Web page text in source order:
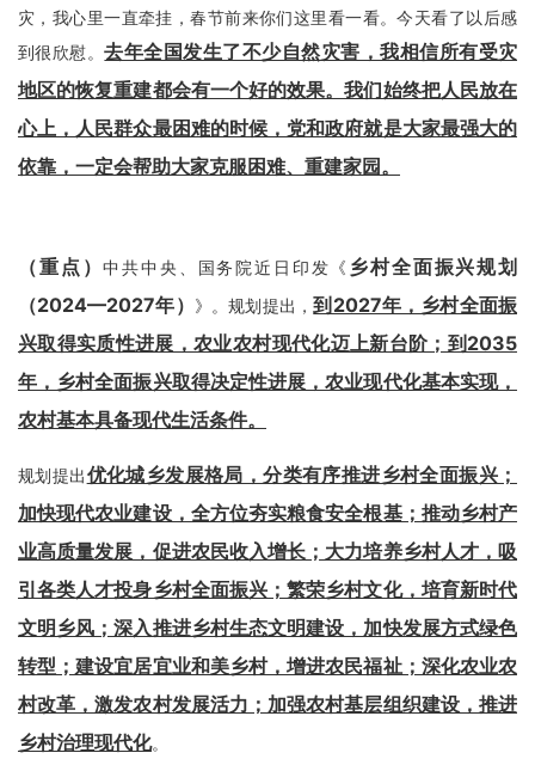
灾，我心里一直牵挂，春节前来你们这里看一看。今天看了以后感
到很欣慰。去年全国发生了不少自然灾害，我相信所有受灾
地区的恢复重建都会有一个好的效果。我们始终把人民放在
心上，人民群众最困难的时候，党和政府就是大家最强大的
依靠，一定会帮助大家克服困难、重建家园。
（重点）中共中央、国务院近日印发《 乡村全面振兴规划
（2024—2027年） 》。规划提出，到2027年，乡村全面振
兴取得实质性进展，农业农村现代化迈上新台阶；到2035
年，乡村全面振兴取得决定性进展，农业现代化基本实现，
农村基本具备现代生活条件。
规划提出优化城乡发展格局，分类有序推进乡村全面振兴；
加快现代农业建设，全方位夯实粮食安全根基；推动乡村产
业高质量发展，促进农民收入增长；大力培养乡村人才，吸
引各类人才投身乡村全面振兴；繁荣乡村文化，培育新时代
文明乡风；深入推进乡村生态文明建设，加快发展方式绿色
转型；建设宜居宜业和美乡村，增进农民福祉；深化农业农
村改革，激发农村发展活力；加强农村基层组织建设，推进
乡村治理现代化。